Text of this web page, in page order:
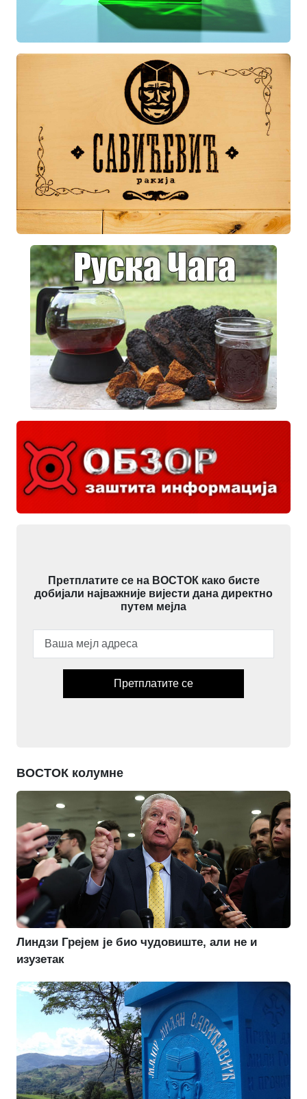
Претплатите се на ВОСТОК како бисте
добијали најважније вијести дана директно
путем мејла
Претплатите се
ВОСТОК колумне
Линдзи Грејем је био чудовиште, али не и
изузетак